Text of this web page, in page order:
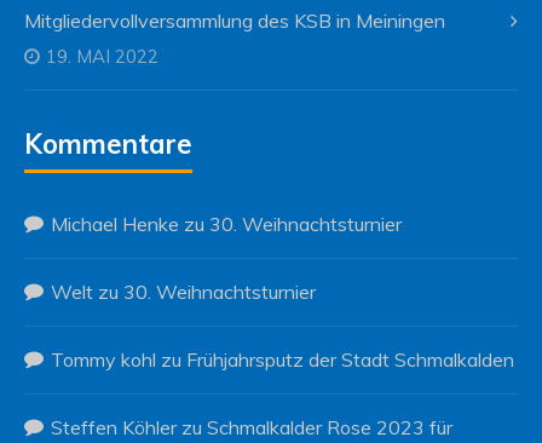
Mitgliedervollversammlung des KSB in Meiningen
19. MAI 2022
Kommentare
Michael Henke zu 30. Weihnachtsturnier
Welt zu 30. Weihnachtsturnier
Tommy kohl zu Frühjahrsputz der Stadt Schmalkalden
Steffen Köhlerzu Schmalkalder Rose 2023 für